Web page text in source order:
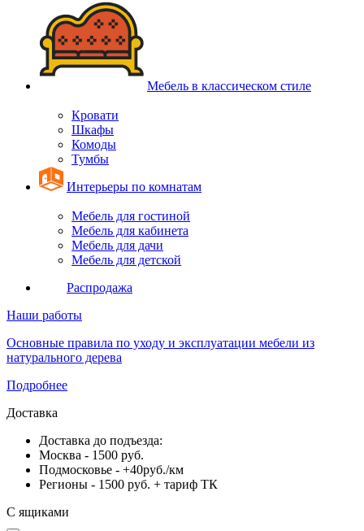
Мебель в классическом стиле
Кровати
Шкафы
Комоды
Тумбы
Интерьеры по комнатам
Мебель для гостиной
Мебель для кабинета
Мебель для дачи
Мебель для детской
Распродажа
Наши работы
Основные правила по уходу и эксплуатации мебели из
натурального дерева
Подробнее
Доставка
Доставка до подъезда:
Москва - 1500 руб.
Подмосковье - +40руб./км
Регионы - 1500 руб. + тариф ТК
С ящиками